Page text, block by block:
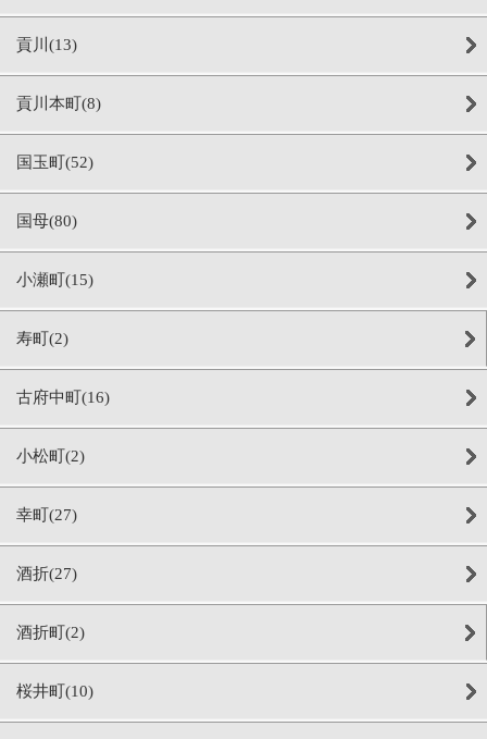
貢川(13)
貢川本町(8)
国玉町(52)
国母(80)
小瀬町(15)
寿町(2)
古府中町(16)
小松町(2)
幸町(27)
酒折(27)
酒折町(2)
桜井町(10)